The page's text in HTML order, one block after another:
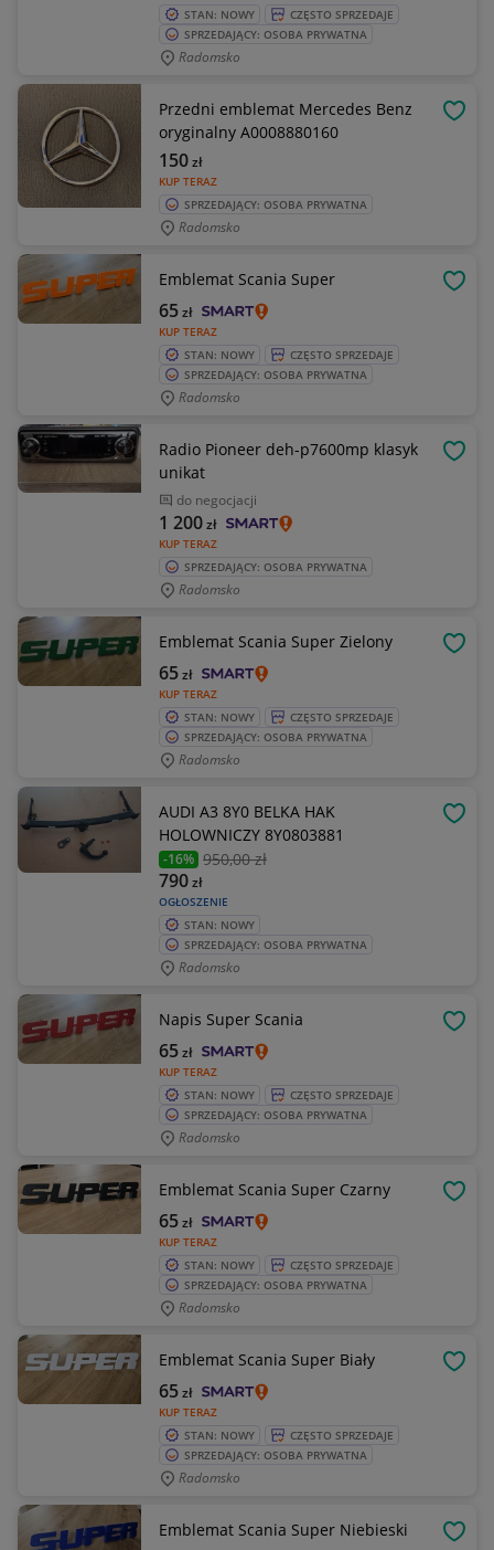
STAN: NOWY
CZĘSTO SPRZEDAJE
SPRZEDAJĄCY: OSOBA PRYWATNA
Radomsko
Przedni emblemat Mercedes Benz
oryginalny A0008880160
KUP TERAZ
150zł
SPRZEDAJĄCY: OSOBA PRYWATNA
Radomsko
Emblemat Scania Super
KUP TERAZ
65zł
STAN: NOWY
CZĘSTO SPRZEDAJE
SPRZEDAJĄCY: OSOBA PRYWATNA
Radomsko
Radio Pioneer deh-p7600mp klasyk
unikat
do negocjacji
KUP TERAZ
1 200zł
SPRZEDAJĄCY: OSOBA PRYWATNA
Radomsko
Emblemat Scania Super Zielony
KUP TERAZ
65zł
STAN: NOWY
CZĘSTO SPRZEDAJE
SPRZEDAJĄCY: OSOBA PRYWATNA
Radomsko
AUDI A3 8Y0 BELKA HAK
HOLOWNICZY 8Y0803881
-16% 950,00 zł
OGŁOSZENIE
790zł
STAN: NOWY
SPRZEDAJĄCY: OSOBA PRYWATNA
Radomsko
Napis Super Scania
KUP TERAZ
65zł
STAN: NOWY
CZĘSTO SPRZEDAJE
SPRZEDAJĄCY: OSOBA PRYWATNA
Radomsko
Emblemat Scania Super Czarny
KUP TERAZ
65zł
STAN: NOWY
CZĘSTO SPRZEDAJE
SPRZEDAJĄCY: OSOBA PRYWATNA
Radomsko
Emblemat Scania Super Biały
KUP TERAZ
65zł
STAN: NOWY
CZĘSTO SPRZEDAJE
SPRZEDAJĄCY: OSOBA PRYWATNA
Radomsko
Emblemat Scania Super Niebieski